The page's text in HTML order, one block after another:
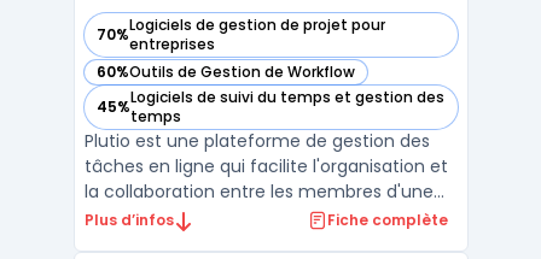
70%Logiciels de gestion de projet pour
entreprises
— voir Plutio dans cette catégorie
60%Outils de Gestion de Workflow
— voir Plutio dans cette catégorie
45%Logiciels de suivi du temps et gestion des
temps
— voir Plutio dans cette catégorie
Plutio est une plateforme de gestion des
tâches en ligne qui facilite l'organisation et
la collaboration entre les membres d'une
équipe. Elle comprend des fonctionnalités
Plus d’infos Fiche complète